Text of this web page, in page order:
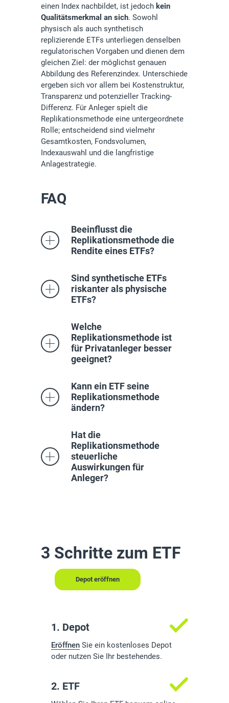
einen Index nachbildet, ist jedoch kein
Qualitätsmerkmal an sich. Sowohl
physisch als auch synthetisch
replizierende ETFs unterliegen denselben
regulatorischen Vorgaben und dienen dem
gleichen Ziel: der möglichst genauen
Abbildung des Referenzindex. Unterschiede
ergeben sich vor allem bei Kostenstruktur,
Transparenz und potenzieller Tracking-
Differenz. Für Anleger spielt die
Replikationsmethode eine untergeordnete
Rolle; entscheidend sind vielmehr
Gesamtkosten, Fondsvolumen,
Indexauswahl und die langfristige
Anlagestrategie.
FAQ
Beeinflusst die
Replikationsmethode die
Rendite eines ETFs?
Sind synthetische ETFs
riskanter als physische
ETFs?
Welche
Replikationsmethode ist
für Privatanleger besser
geeignet?
Kann ein ETF seine
Replikationsmethode
ändern?
Hat die
Replikationsmethode
steuerliche
Auswirkungen für
Anleger?
3 Schritte zum ETF
Depot eröffnen
1. Depot
Eröffnen Sie ein kostenloses Depot
oder nutzen Sie Ihr bestehendes.
2. ETF